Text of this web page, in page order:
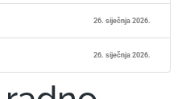
26. siječnja 2026.
26. siječnja 2026.